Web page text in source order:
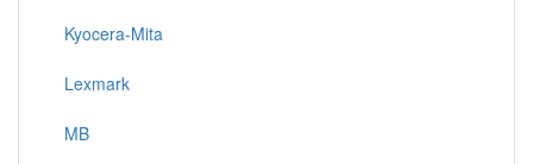
Kyocera-Mita
Lexmark
MB